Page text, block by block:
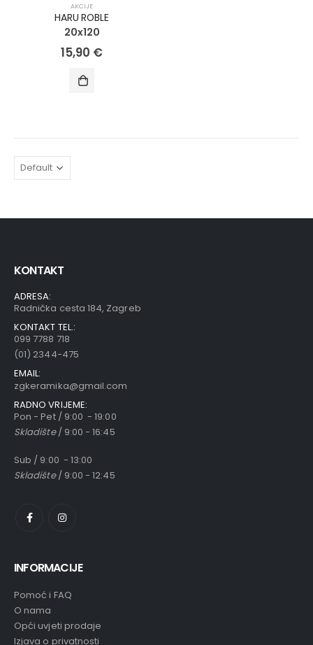
AKCIJE
HARU ROBLE
20x120
15,90 €
KONTAKT
ADRESA:
Radnička cesta 184, Zagreb
KONTAKT TEL.:
099 7788 718
(01) 2344-475
EMAIL:
zgkeramika@gmail.com
RADNO VRIJEME:
Pon - Pet / 9:00 - 19:00
Skladište/ 9:00 - 16:45
Sub / 9:00 - 13:00
Skladište/ 9:00 - 12:45
INFORMACIJE
Pomoć i FAQ
O nama
Opći uvjeti prodaje
Izjava o privatnosti